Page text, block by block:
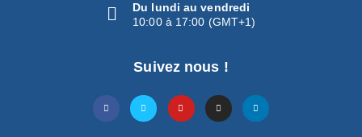
Du lundi au vendredi
10:00 à 17:00 (GMT+1)
Suivez nous !